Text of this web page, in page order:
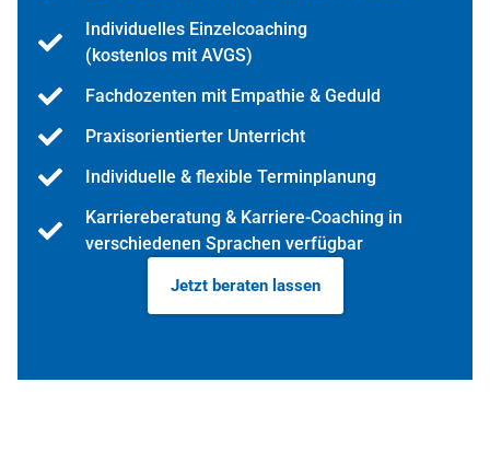
Individuelles Einzelcoaching
(kostenlos mit AVGS)
Fachdozenten mit Empathie & Geduld
Praxisorientierter Unterricht
Individuelle & flexible Terminplanung
Karriereberatung & Karriere-Coaching in
verschiedenen Sprachen verfügbar
Jetzt beraten lassen